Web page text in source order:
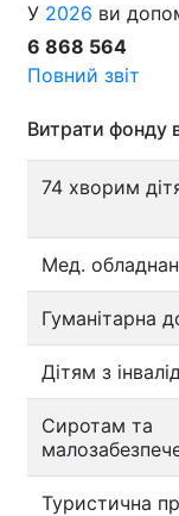
У 2026 ви
6 868 564
Повний звіт
Витрати фонду
74 хворим
Мед.
Гуманітарна
Дітям з
Сиротам та
Туристична